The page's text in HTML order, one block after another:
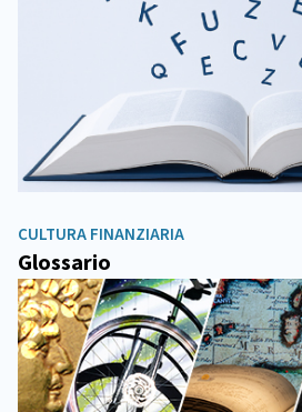
CULTURA FINANZIARIA
Glossario